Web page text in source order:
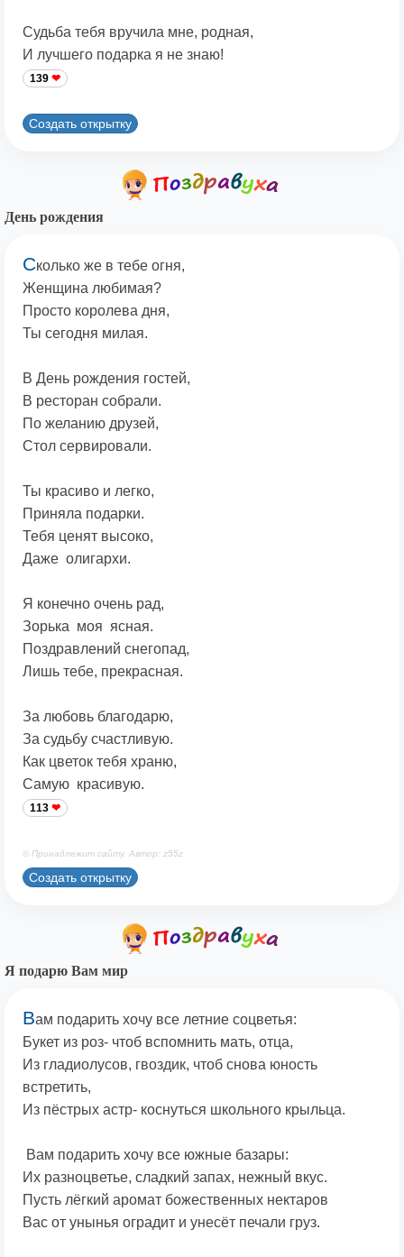
Судьба тебя вручила мне, родная,
И лучшего подарка я не знаю!
139
Создать открытку
День рождения
Сколько же в тебе огня,
Женщина любимая?
Просто королева дня,
Ты сегодня милая.
В День рождения гостей,
В ресторан собрали.
По желанию друзей,
Стол сервировали.
Ты красиво и легко,
Приняла подарки.
Тебя ценят высоко,
Даже олигархи.
Я конечно очень рад,
Зорька моя ясная.
Поздравлений снегопад,
Лишь тебе, прекрасная.
За любовь благодарю,
За судьбу счастливую.
Как цветок тебя храню,
Самую красивую.
113
© Принадлежит сайту. Автор: z55z
Создать открытку
Я подарю Вам мир
Вам подарить хочу все летние соцветья:
Букет из роз- чтоб вспомнить мать, отца,
Из гладиолусов, гвоздик, чтоб снова юность
встретить,
Из пёстрых астр- коснуться школьного крыльца.
Вам подарить хочу все южные базары:
Их разноцветье, сладкий запах, нежный вкус.
Пусть лёгкий аромат божественных нектаров
Вас от унынья оградит и унесёт печали груз.